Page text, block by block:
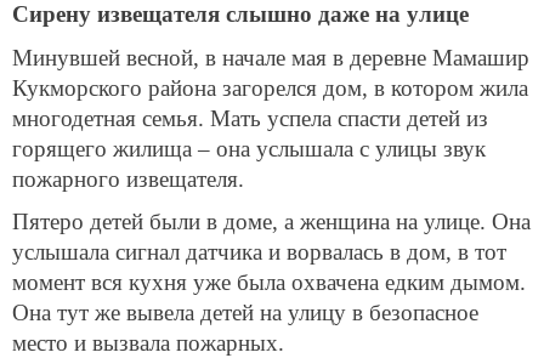
Сирену извещателя слышно даже на улице
Минувшей весной, в начале мая в деревне Мамашир
Кукморского района загорелся дом, в котором жила
многодетная семья. Мать успела спасти детей из
горящего жилища – она услышала с улицы звук
пожарного извещателя.
Пятеро детей были в доме, а женщина на улице. Она
услышала сигнал датчика и ворвалась в дом, в тот
момент вся кухня уже была охвачена едким дымом.
Она тут же вывела детей на улицу в безопасное
место и вызвала пожарных.